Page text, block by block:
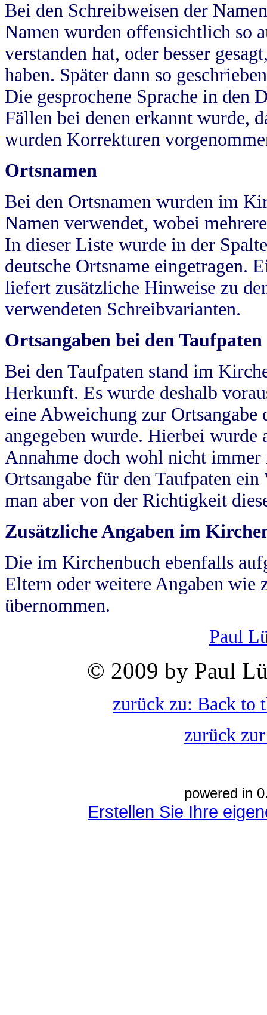
Bei den Schreibweisen der
Namen wurden offensichtlich so
verstanden hat, oder besser
haben. Später dann so
Die gesprochene Sprache in
Fällen bei denen erkannt wurde,
wurden Korrekturen
Ortsnamen
Bei den Ortsnamen wurden im
Namen verwendet, wobei
In dieser Liste wurde in der
deutsche Ortsname eingetragen.
liefert zusätzliche Hinweise zu
verwendeten Schreibvarianten.
Ortsangaben bei den Taufpaten
Bei den Taufpaten stand im
Herkunft. Es wurde deshalb
eine Abweichung zur
angegeben wurde. Hierbei wurde
Annahme doch wohl nicht
Ortsangabe für den Taufpaten
man aber von der Richtigkeit
Zusätzliche Angaben im
Die im Kirchenbuch ebenfalls
Eltern oder weitere Angaben wie
übernommen.
Paul
© 2009 by Paul
zurück zu: Back to
zurück
powered in
Erstellen Sie Ihre